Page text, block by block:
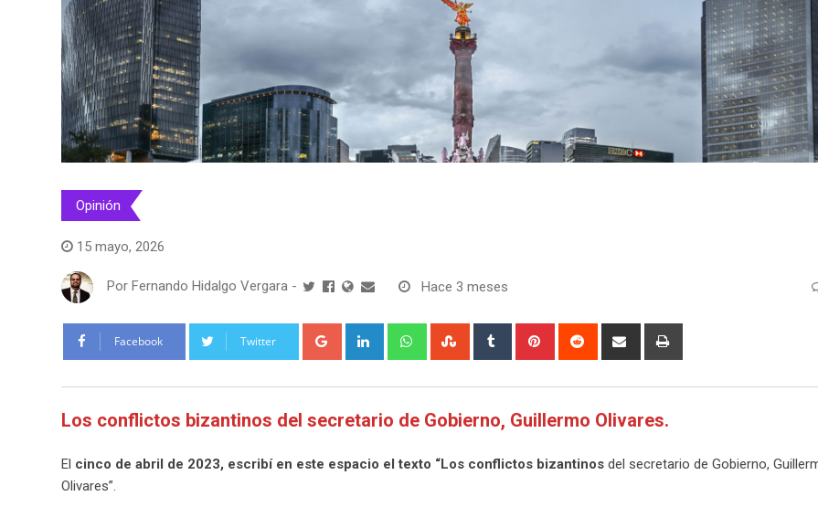
Opinión
15 mayo, 2026
Por Fernando Hidalgo Vergara - Hace 3 meses
Facebook Twitter Google+ LinkedIn WhatsappStumbleUpon
Tumblr Pinterest Reddit
Share
Los conflictos bizantinos del secretario de Gobierno, Guillermo Olivares.
El cinco de abril de 2023, escribí en este espacio el texto “Los conflictos bizantinos del secretario de Gobierno,
Olivares”.